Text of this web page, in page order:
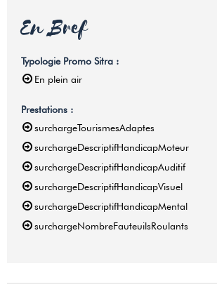
En Bref
Typologie Promo Sitra :
En plein air
Prestations :
surchargeTourismesAdaptes
surchargeDescriptifHandicapMoteur
surchargeDescriptifHandicapAuditif
surchargeDescriptifHandicapVisuel
surchargeDescriptifHandicapMental
surchargeNombreFauteuilsRoulants